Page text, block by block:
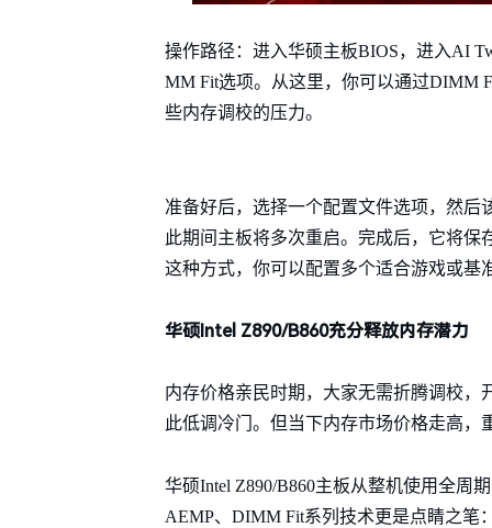
操作路径：进入华硕主板BIOS，进入AI
MM Fit选项。从这里，你可以通过DIMM
些内存调校的压力。
准备好后，选择一个配置文件选项，然
此期间主板将多次重启。完成后，它将
这种方式，你可以配置多个适合游戏或基
华硕Intel Z890/B860充分释放内存潜力
内存价格亲民时期，大家无需折腾调校
此低调冷门。但当下内存市场价格走高
华硕Intel Z890/B860主板从整机使用全周
AEMP、DIMM Fit系列技术更是点睛之笔